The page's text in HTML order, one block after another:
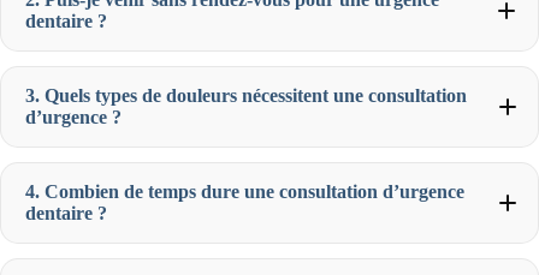
dentaire ?
3. Quels types de douleurs nécessitent une consultation
d’urgence ?
4. Combien de temps dure une consultation d’urgence
dentaire ?